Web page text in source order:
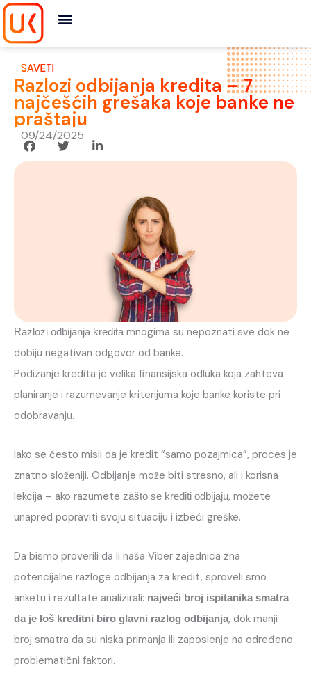
Skip
content
SAVETI
Razlozi odbijanja kredita – 7
najčešćih grešaka koje banke ne
praštaju
09/24/2025
Razlozi odbijanja kreditamnogima su nepoznati sve dok ne
dobiju negativan odgovor od banke.
Podizanje kredita je velika finansijska odluka koja zahteva
planiranje i razumevanje kriterijuma koje banke koriste pri
odobravanju.
Iako se često misli da je kredit “samo pozajmica”, proces je
znatno složeniji. Odbijanje može biti stresno, ali i korisna
lekcija – ako razumete zašto se krediti odbijaju, možete
unapred popraviti svoju situaciju i izbeći greške.
Da bismo proverili da li naša Viber zajednica zna
potencijalne razloge odbijanja za kredit, sproveli smo
anketu i rezultate analizirali: najveći broj ispitanika smatra
da je loš kreditni biro glavni razlog odbijanja, dok manji
broj smatra da su niska primanja ili zaposlenje na određeno
problematični faktori.